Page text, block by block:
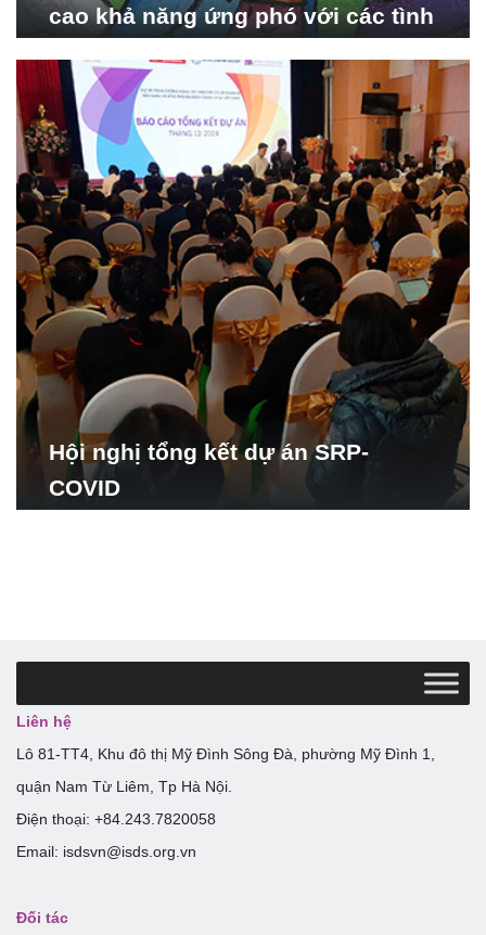
cao khả năng ứng phó với các tình
Hội nghị tổng kết dự án SRP-
COVID
Liên hệ
Lô 81-TT4, Khu đô thị Mỹ Đình Sông Đà, phường Mỹ Đình 1,
quận Nam Từ Liêm, Tp Hà Nội.
Điện thoại: +84.243.7820058
Email: isdsvn@isds.org.vn
Đối tác